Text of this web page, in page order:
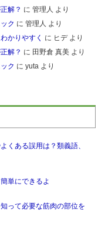
解？ に 管理人 より
ク に 管理人 より
かりやすく に ヒデ より
解？ に 田野倉 真美 より
ク に yuta より
くある誤用は？類義語、
単にできるよ
って必要な筋肉の部位を